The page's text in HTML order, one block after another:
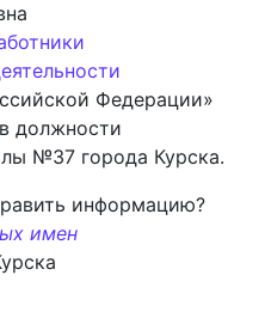
Федерации»
должности
№37 города Курска.
информацию?
имен